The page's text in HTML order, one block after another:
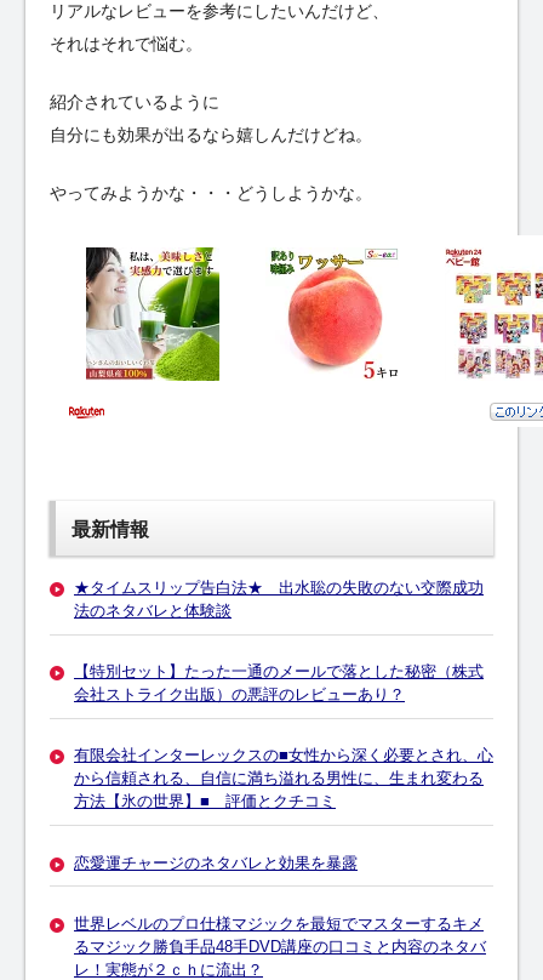
リアルなレビューを参考にしたいんだけど、
それはそれで悩む。
紹介されているように
自分にも効果が出るなら嬉しんだけどね。
やってみようかな・・・どうしようかな。
最新情報
★タイムスリップ告白法★ 出水聡の失敗のない交際成功
法のネタバレと体験談
【特別セット】たった一通のメールで落とした秘密（株式
会社ストライク出版）の悪評のレビューあり？
有限会社インターレックスの■女性から深く必要とされ、心
から信頼される、自信に満ち溢れる男性に、生まれ変わる
方法【氷の世界】■ 評価とクチコミ
恋愛運チャージのネタバレと効果を暴露
世界レベルのプロ仕様マジックを最短でマスターするキメ
るマジック勝負手品48手DVD講座の口コミと内容のネタバ
レ！実態が２ｃｈに流出？